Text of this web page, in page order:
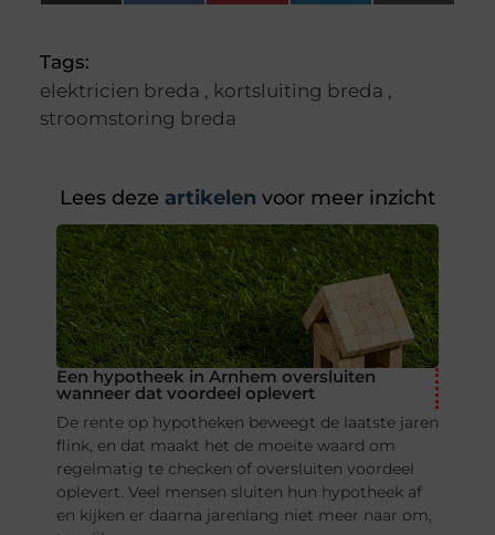
(Twitter)
Tags:
elektricien breda , kortsluiting breda ,
stroomstoring breda
Lees deze artikelen voor meer inzicht
Een hypotheek in Arnhem oversluiten
wanneer dat voordeel oplevert
De rente op hypotheken beweegt de laatste jaren
flink, en dat maakt het de moeite waard om
regelmatig te checken of oversluiten voordeel
oplevert. Veel mensen sluiten hun hypotheek af
en kijken er daarna jarenlang niet meer naar om,